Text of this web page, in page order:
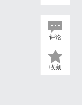
评论
收藏